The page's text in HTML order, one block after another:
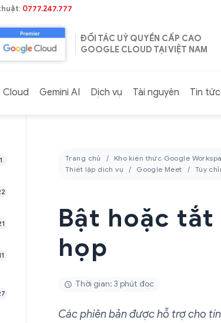
: 0777.247.777
ĐỐI TÁC UỶ QUYỀN CẤP CAO
GOOGLE CLOUD TẠI VIỆT NAM
Cloud Gemini AI Dịch vụ Tài nguyên Tin tức
1 Trang chủ Kho kiến thức Google
Thiết lập dịch vụ
Google Meet Tùy
Bật hoặc
họp
Thời gian: 3 phút đọc
Các phiên bản được hỗ trợ cho